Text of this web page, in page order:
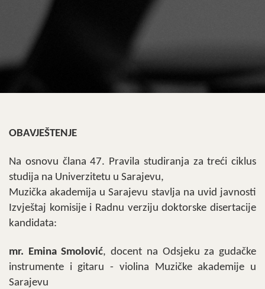
OBAVJEŠTENJE
Na osnovu člana 47. Pravila studiranja za treći ciklus
studija na Univerzitetu u Sarajevu,
Muzička akademija u Sarajevu stavlja na uvid javnosti
Izvještaj komisije i Radnu verziju doktorske disertacije
kandidata:
mr. Emina Smolović, docent na Odsjeku za gudačke
instrumente i gitaru - violina Muzičke akademije u
Sarajevu